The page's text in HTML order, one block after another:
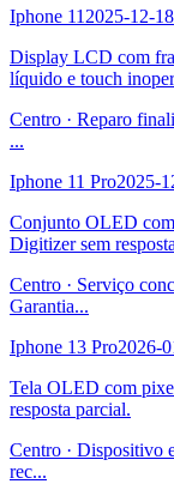
Iphone 11 2025-12-18
Display LCD com
líquido e touch
Centro · Reparo
...
Iphone 11 Pro2025-
Conjunto OLED com
Digitizer sem
Centro · Serviço
Garantia...
Iphone 13 Pro2026-
Tela OLED com
resposta parcial.
Centro · Dispositivo
rec...